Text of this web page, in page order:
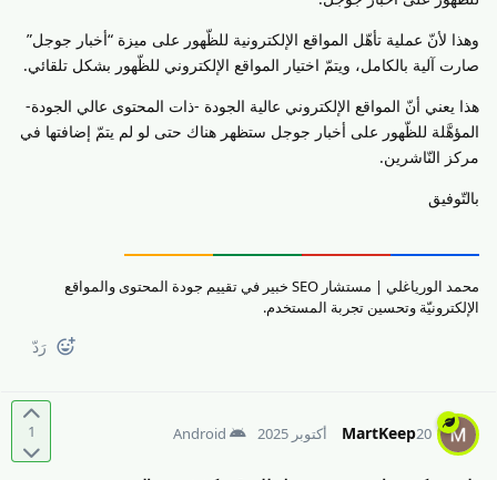
وهذا لأنّ عملية تأهّل المواقع الإلكترونية للظّهور على ميزة “أخبار جوجل”
صارت آلية بالكامل، ويتمّ اختيار المواقع الإلكتروني للظّهور بشكل تلقائي.
هذا يعني أنّ المواقع الإلكتروني عالية الجودة -ذات المحتوى عالي الجودة-
المؤهَّلة للظّهور على أخبار جوجل ستظهر هناك حتى لو لم يتمّ إضافتها في
مركز النّاشرين.
بالتّوفيق
محمد الورياغلي | مستشار SEO خبير في تقييم جودة المحتوى والمواقع
الإلكترونيّة وتحسين تجربة المستخدم.
رَدّ
1 MartKeep20 أكتوبر 2025 Android